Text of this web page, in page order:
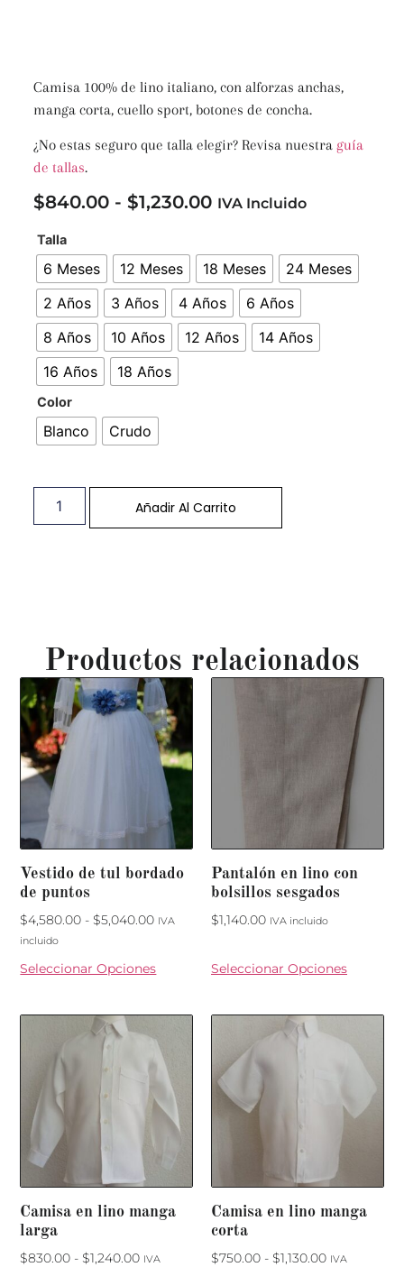
Camisa 100% de lino italiano, con alforzas anchas,
manga corta, cuello sport, botones de concha.
¿No estas seguro que talla elegir? Revisa nuestra guía
de tallas.
$840.00 - $1,230.00 IVA Incluido
Talla
6 Meses 12 Meses 18 Meses
24 Meses
2 Años
3 Años 4 Años
6 Años
8 Años
10 Años 12 Años
14 Años
16 Años
18 Años
Color
Blanco Crudo
Añadir Al Carrito
Productos relacionados
Vestido de tul bordado
de puntos
$4,580.00 - $5,040.00 IVA
incluido
Seleccionar Opciones
Pantalón en lino con
bolsillos sesgados
$1,140.00 IVA incluido
Seleccionar Opciones
Camisa en lino manga
larga
$830.00 - $1,240.00 IVA
Camisa en lino manga
corta
$750.00 - $1,130.00 IVA